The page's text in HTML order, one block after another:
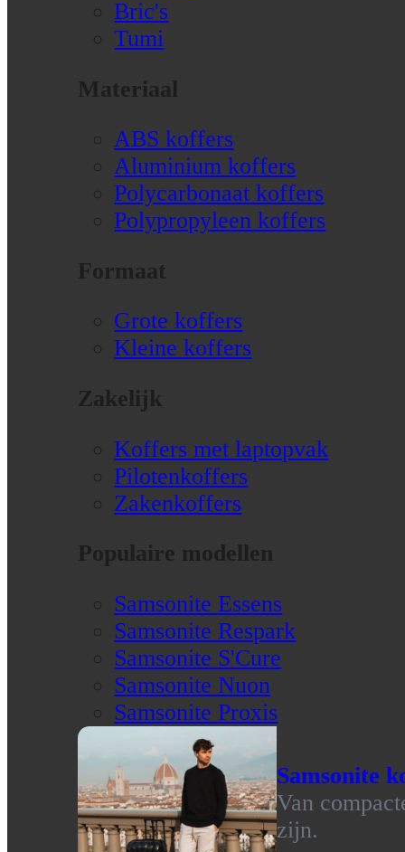
Bric's
Tumi
Materiaal
ABS koffers
Aluminium koffers
Polycarbonaat koffers
Polypropyleen koffers
Formaat
Grote koffers
Kleine koffers
Zakelijk
Koffers met laptopvak
Pilotenkoffers
Zakenkoffers
Populaire modellen
Samsonite Essens
Samsonite Respark
Samsonite S'Cure
Samsonite Nuon
Samsonite Proxis
Samsonite
Van
zijn.